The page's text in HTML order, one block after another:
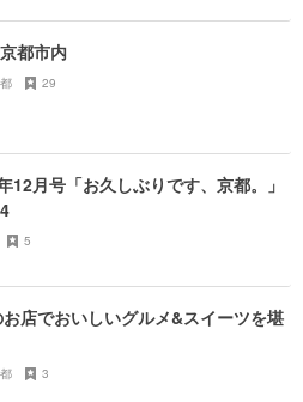
都市内
29
12月号「お久しぶりです、京都。」
5
店でおいしいグルメ&スイーツを堪
3